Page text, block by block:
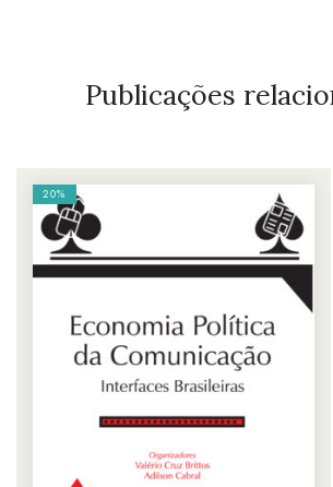
Publicações
20%